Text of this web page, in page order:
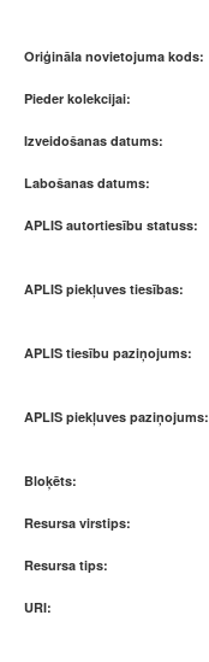
Oriģināla novietojuma kods:
Pieder kolekcijai:
Izveidošanas datums:
Labošanas datums:
APLIS autortiesību statuss:
APLIS piekļuves tiesības:
APLIS tiesību paziņojums:
APLIS piekļuves paziņojums:
Bloķēts:
Resursa virstips:
Resursa tips:
URI: